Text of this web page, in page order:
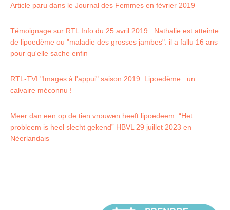
Article paru dans le Journal des Femmes en février 2019
Témoignage sur RTL Info du 25 avril 2019 : Nathalie est atteinte
de lipoedème ou "maladie des grosses jambes": il a fallu 16 ans
pour qu'elle sache enfin
RTL-TVI "Images à l'appui" saison 2019: Lipoedème : un
calvaire méconnu !
Meer dan een op de tien vrouwen heeft lipoedeem: “Het
probleem is heel slecht gekend” HBVL 29 juillet 2023 en
Néerlandais